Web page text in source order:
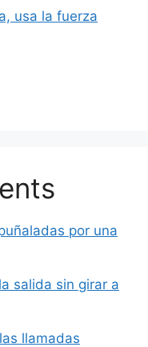
usa la fuerza
por una
salida sin girar a
llamadas